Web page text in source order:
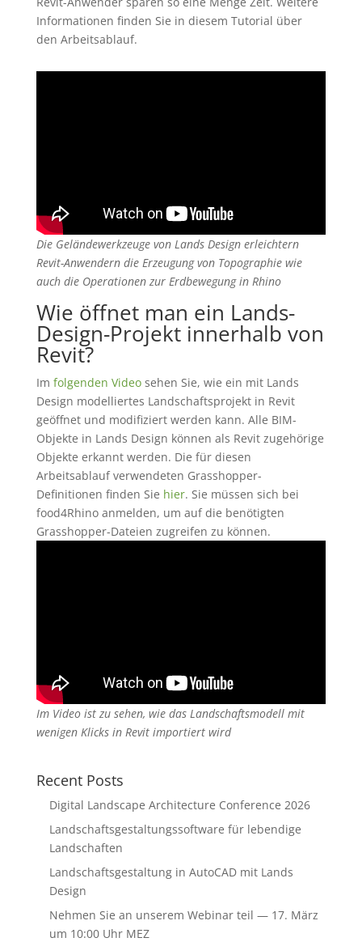
Informationen finden Sie in diesem Tutorial über
den Arbeitsablauf.
Die Geländewerkzeuge von Lands Design erleichtern
Revit-Anwendern die Erzeugung von Topographie wie
auch die Operationen zur Erdbewegung in Rhino
Wie öffnet man ein Lands-
Design-Projekt innerhalb von
Revit?
Im folgenden Videosehen Sie, wie ein mit Lands
Design modelliertes Landschaftsprojekt in Revit
geöffnet und modifiziert werden kann. Alle BIM-
Objekte in Lands Design können als Revit zugehörige
Objekte erkannt werden. Die für diesen
Arbeitsablauf verwendeten Grasshopper-
Definitionen finden Sie hier. Sie müssen sich bei
food4Rhino anmelden, um auf die benötigten
Grasshopper-Dateien zugreifen zu können.
Im Video ist zu sehen, wie das Landschaftsmodell mit
wenigen Klicks in Revit importiert wird
Recent Posts
Digital Landscape Architecture Conference 2026
Landschaftsgestaltungssoftware für lebendige
Landschaften
Landschaftsgestaltung in AutoCAD mit Lands
Design
Nehmen Sie an unserem Webinar teil — 17. März
um 10:00 Uhr MEZ